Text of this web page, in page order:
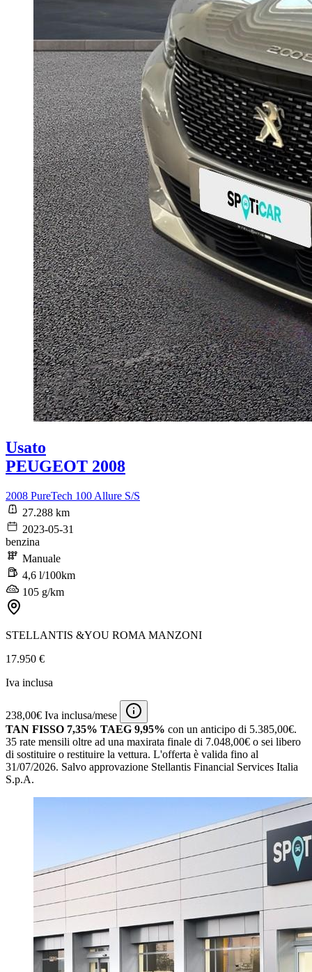
Usato
PEUGEOT 2008
2008 PureTech 100 Allure S/S
27.288 km
2023-05-31
benzina
Manuale
4,6 l/100km
105 g/km
STELLANTIS &YOU ROMA MANZONI
17.950 €
Iva inclusa
238,00€ Iva inclusa/mese
TAN FISSO 7,35% TAEG 9,95% con un anticipo di 5.385,00€.
35 rate mensili oltre ad una maxirata finale di 7.048,00€ o sei libero
di sostituire o restituire la vettura. L'offerta è valida fino al
31/07/2026. Salvo approvazione Stellantis Financial Services Italia
S.p.A.